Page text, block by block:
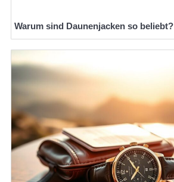
Warum sind Daunenjacken so beliebt?